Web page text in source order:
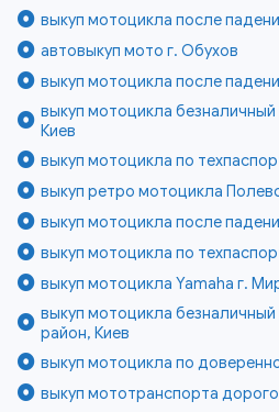
выкуп мотоцикла после
автовыкуп мото г. Обухов
выкуп мотоцикла после
выкуп мотоцикла
Киев
выкуп мотоцикла по
выкуп ретро мотоцикла
выкуп мотоцикла после
выкуп мотоцикла по
выкуп мотоцикла Yamaha г.
выкуп мотоцикла
район, Киев
выкуп мотоцикла по
выкуп мототранспорта дорого